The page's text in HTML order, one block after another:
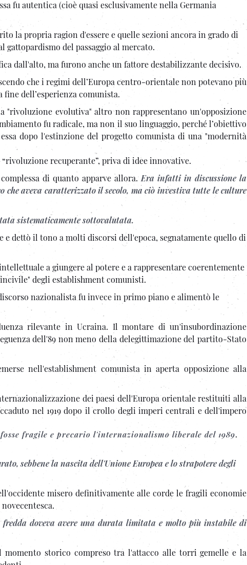
fu autentica (cioè quasi esclusivamente nella Germania
la propria ragion d'essere e quelle sezioni ancora in grado di
del passaggio al mercato.
dall'alto, ma furono anche un fattore destabilizzante decisivo.
che i regimi dell’Europa centro-orientale non potevano più
dell’esperienza comunista.
"rivoluzione evolutiva" altro non rappresentano un'opposizione
fu radicale, ma non il suo linguaggio, perché l’obiettivo
dopo l'estinzione del progetto comunista di una "modernità
recuperante”, priva di idee innovative.
di quanto apparve allora. Era infatti in discussione la
che aveva caratterizzato il secolo, ma ciò investiva tutte le culture
sistematicamente sottovalutata.
dettò il tono a molti discorsi dell'epoca, segnatamente quello di
a giungere al potere e a rappresentare coerentemente
degli establishment comunisti.
nazionalista fu invece in primo piano e alimentò le
rilevante in Ucraina. Il montare di un'insubordinazione
dell'89 non meno della delegittimazione del partito-Stato
nell'establishment comunista in aperta opposizione alla
dei paesi dell'Europa orientale restituiti alla
nel 1919 dopo il crollo degli imperi centrali e dell'impero
fragile e precario l'internazionalismo liberale del 1989.
sebbene la nascita dell'Unione Europea e lo strapotere degli
misero definitivamente alle corde le fragili economie
doveva avere una durata limitata e molto più instabile di
storico compreso tra l'attacco alle torri gemelle e la